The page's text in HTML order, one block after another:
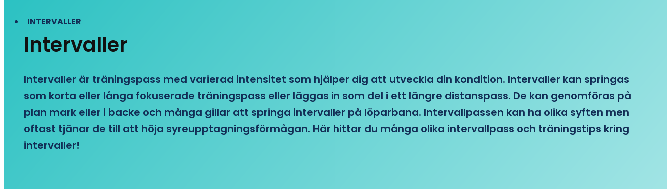
INTERVALLER
Intervaller
Intervaller är träningspass med varierad intensitet som hjälper dig att utveckla din kondition. Intervaller kan springas
som korta eller långa fokuserade träningspass eller läggas in som del i ett längre distanspass. De kan genomföras på
plan mark eller i backe och många gillar att springa intervaller på löparbana. Intervallpassen kan ha olika syften men
oftast tjänar de till att höja syreupptagningsförmågan. Här hittar du många olika intervallpass och träningstips kring
intervaller!